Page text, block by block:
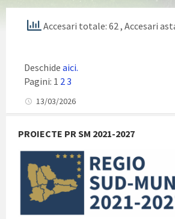
Accesari totale: 62 , Accesari
Deschide aici.
Pagini: 1 2 3
13/03/2026
PROIECTE PR SM 2021-2027